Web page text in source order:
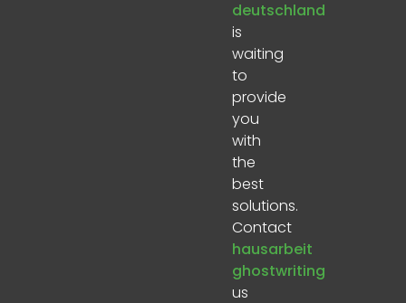
deutschland
is
waiting
to
provide
you
with
the
best
solutions.
Contact
hausarbeit
ghostwriting
us